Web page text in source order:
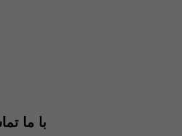
با ما